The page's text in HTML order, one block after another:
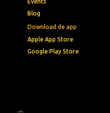
Download de app
Apple App Store
Google Play Store
Blog